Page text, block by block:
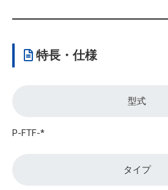
特長・仕様
型式
P-FTF-*
タイプ